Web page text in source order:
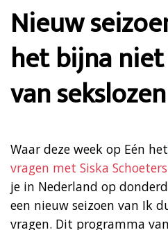
Nieuw
het bijna
van
Waar deze week op Eén het
vragen met Siska Schoeters
je in Nederland op
een nieuw seizoen van Ik
vragen. Dit programma